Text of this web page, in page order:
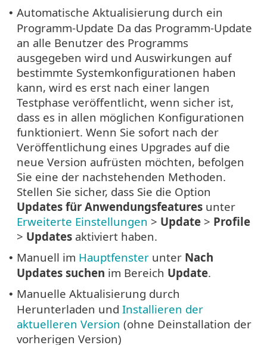
• Automatische Aktualisierung durch ein
Programm-Update Da das Programm-Update
an alle Benutzer des Programms
ausgegeben wird und Auswirkungen auf
bestimmte Systemkonfigurationen haben
kann, wird es erst nach einer langen
Testphase veröffentlicht, wenn sicher ist,
dass es in allen möglichen Konfigurationen
funktioniert. Wenn Sie sofort nach der
Veröffentlichung eines Upgrades auf die
neue Version aufrüsten möchten, befolgen
Sie eine der nachstehenden Methoden.
Stellen Sie sicher, dass Sie die Option
Updates für Anwendungsfeatures unter
Erweiterte Einstellungen > Update > Profile
> Updates aktiviert haben.
• Manuell im Hauptfenster unter Nach
Updates suchen im Bereich Update.
• Manuelle Aktualisierung durch
Herunterladen und Installieren der
aktuelleren Version (ohne Deinstallation der
vorherigen Version)